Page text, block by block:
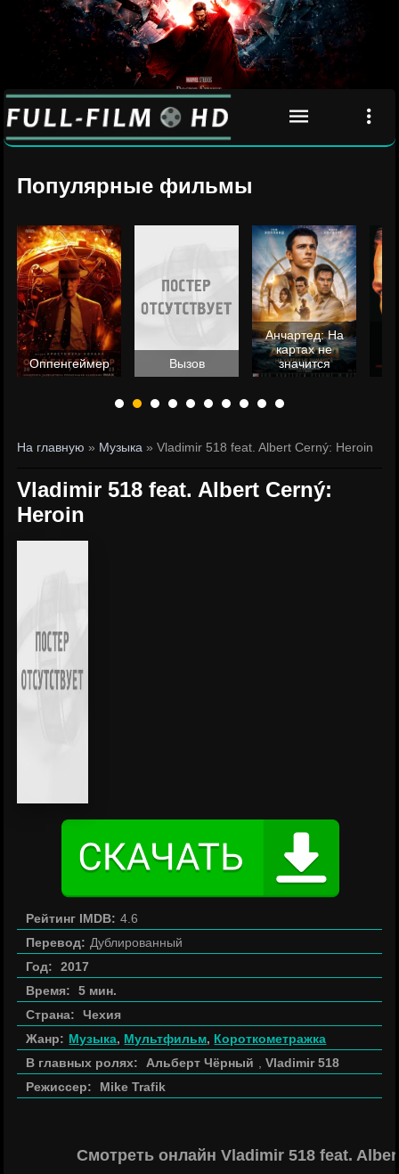
Популярные фильмы
Оппенгеймер Вызов
Анчартед: На
картах не
значится
На главную » Музыка » Vladimir 518 feat. Albert Cerný: Heroin
Vladimir 518 feat. Albert Cerný:
Heroin
Рейтинг IMDB: 4.6
Перевод: Дублированный
Год:
2017
Время:
5 мин.
Страна:
Чехия
Жанр: Музыка, Мультфильм, Короткометражка
В главных ролях:
Альберт Чёрный ,Vladimir 518
Режиссер:
Mike Trafik
Смотреть онлайн Vladimir 518 feat.